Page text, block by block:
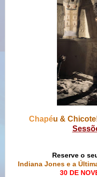
Chapéu &
Reserve o
Indiana Jones e a
30 DE